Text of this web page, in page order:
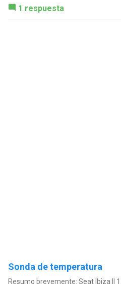
1 respuesta
Sonda de temperatura
Resumo brevemente: Seat Ibiza II